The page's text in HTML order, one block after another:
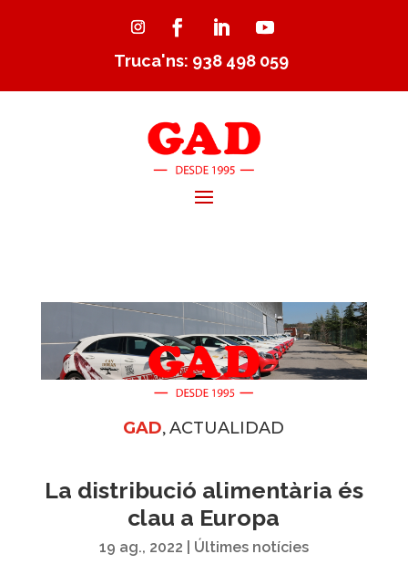
Truca'ns: 938 498 059
GAD,ACTUALIDAD
La distribució alimentària és
clau a Europa
19 ag., 2022 Últimes notícies